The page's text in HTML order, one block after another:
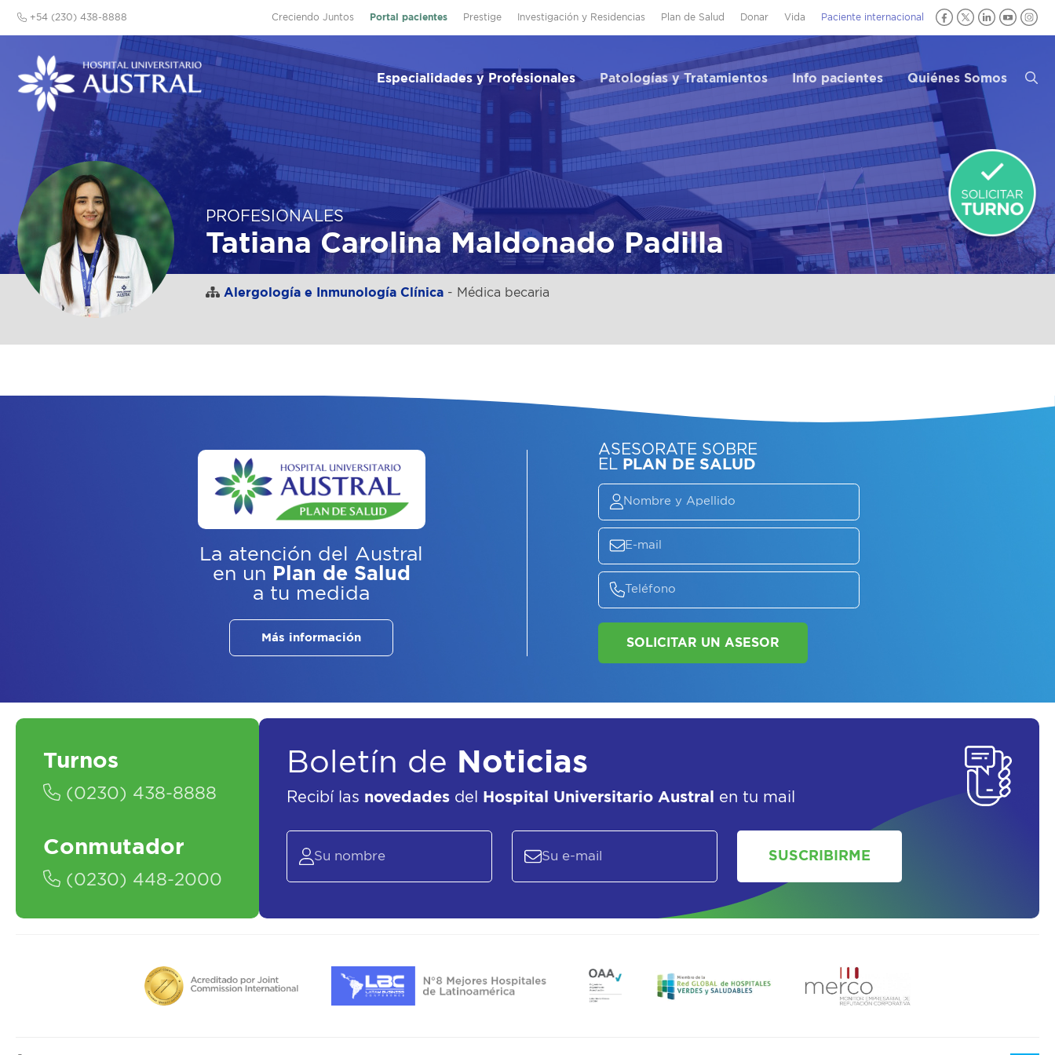
Creciendo Juntos Portal pacientes Prestige Investigación y Residencias Plan de Salud Donar Vida Paciente internacional
+54 (230) 438-8888
Especialidades y Profesionales Patologías y Tratamientos Info pacientes Quiénes Somos
PROFESIONALES
Tatiana Carolina Maldonado Padilla
Alergología e Inmunología Clínica - Médica becaria
La atención del Austral
en un Plan de Salud
a tu medida
Más información
ASESORATE SOBRE
ELPLAN DE SALUD
Turnos
(0230) 438-8888
Conmutador
(0230) 448-2000
Boletín de Noticias
Recibí las novedades del Hospital Universitario Austral en tu mail
SUSCRIBIRME